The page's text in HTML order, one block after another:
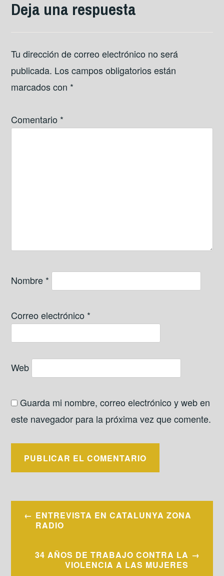
Deja una respuesta
Tu dirección de correo electrónico no será
publicada. Los campos obligatorios están
marcados con *
Comentario *
Nombre *
Correo electrónico *
Web
Guarda mi nombre, correo electrónico y web en
este navegador para la próxima vez que comente.
Navegación
entradas
ENTREVISTA EN CATALUNYA ZONA
RADIO
34 AÑOS DE TRABAJO CONTRA LA
VIOLENCIA A LAS MUJERES